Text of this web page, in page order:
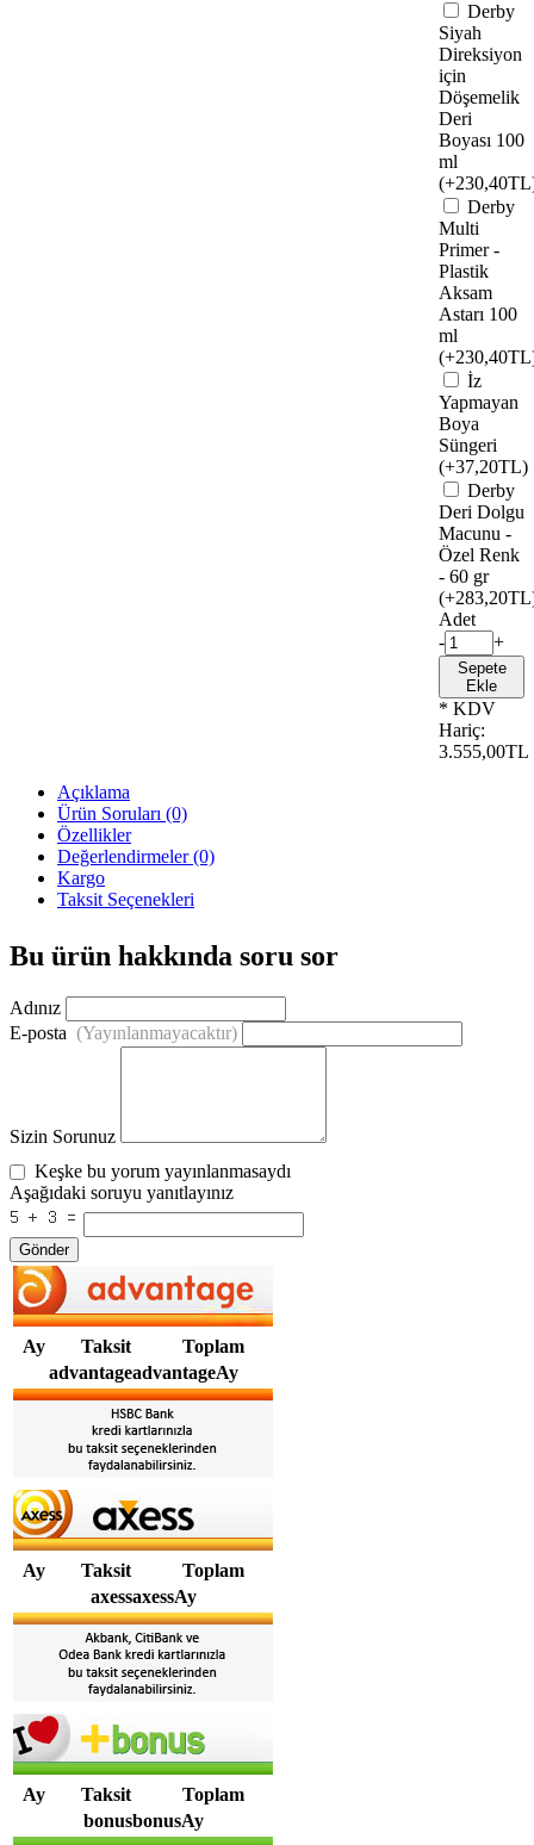
Derby
Siyah
Direksiyon
için
Döşemelik
Deri
Boyası 100
ml
Derby
Multi
Primer -
Plastik
Aksam
Astarı 100
ml
İz
Yapmayan
Boya
Süngeri
(+37,20TL)
Derby
Deri Dolgu
Macunu -
Özel Renk
- 60 gr
Adet
-
+
Sepete
Ekle
* KDV
Hariç:
3.555,00TL
Açıklama
Ürün Soruları (0)
Özellikler
Değerlendirmeler (0)
Kargo
Taksit Seçenekleri
Bu ürün hakkında soru sor
Adınız
E-posta (Yayınlanmayacaktır)
Sizin Sorunuz
Keşke bu yorum yayınlanmasaydı
Aşağıdaki soruyu yanıtlayınız
Gönder
Ay Taksit
Toplam
advantageadvantageAy
Ay Taksit
Toplam
axessaxessAy
Ay Taksit
Toplam
bonusbonusAy